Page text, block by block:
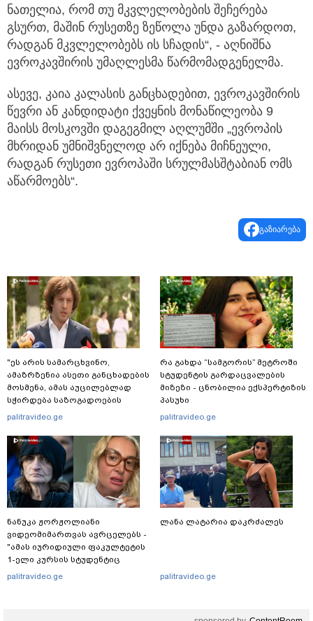
ნათელია, რომ თუ მკვლელობების შეჩერება
გსურთ, მაშინ რუსეთზე ზეწოლა უნდა გაზარდოთ,
რადგან მკვლელობებს ის სჩადის“, - აღნიშნა
ევროკავშირის უმაღლესმა წარმომადგენელმა.
ასევე, კაია კალასის განცხადებით, ევროკავშირის
წევრი ან კანდიდატი ქვეყნის მონაწილეობა 9
მაისს მოსკოვში დაგეგმილ აღლუმში „ევროპის
მხრიდან უმნიშვნელოდ არ იქნება მიჩნეული,
რადგან რუსეთი ევროპაში სრულმასშტაბიან ომს
აწარმოებს“.
გაზიარება
"ეს არის სამარცხვინო,
ამაზრზენია ასეთი განცხადების
მოსმენა, ამას აუცილებლად
სჭირდება საზოგადოების
სათანადო რეაქცია" - ირაკლი
palitravideo.ge
ნანუკა ჟორჟოლიანი
ვიდეომიმართვას ავრცელებს -
"ამას იურიდიული ფაკულტეტის
1-ელი კურსის სტუდენტიც
იკითხავს"
palitravideo.ge
რა გახდა “სამგორის” მეტროში
სტუდენტის გარდაცვალების
მიზეზი - ცნობილია ექსპერტიზის
პასუხი
palitravideo.ge
ლანა ლატარია დაკრძალეს
palitravideo.ge